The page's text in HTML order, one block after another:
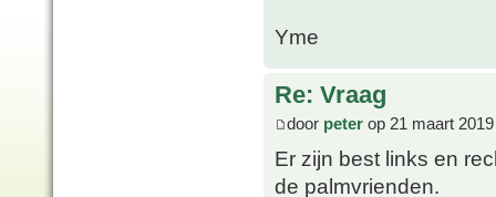
Yme
Re: Vraag
door peter op 21 maart
Er zijn best links en
de palmvrienden.